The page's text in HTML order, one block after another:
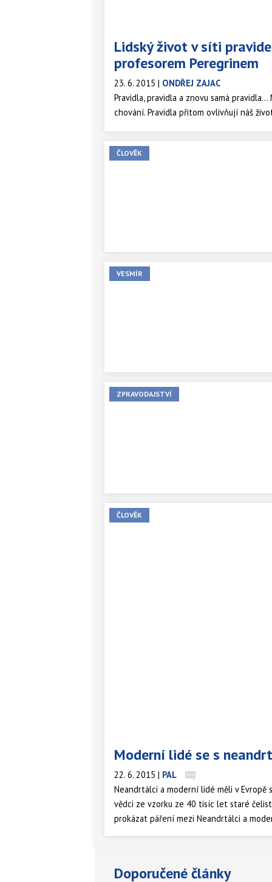
Lidský život v síti
profesorem Peregrinem
23. 6. 2015 | ONDŘEJ ZAJAC
Pravidla, pravidla a znovu samá
chování. Pravidla přitom ovlivňují náš
popularizátora filosofie, autora knihy
ČLOVĚK
VESMÍR
ZPRAVODAJSTVÍ
ČLOVĚK
Moderní lidé se s
22. 6. 2015 | PAL
Neandrtálci a moderní lidé měli v Evropě
vědci ze vzorku ze 40 tisíc let staré
prokázat páření mezi Neandrtálci a
Doporučené články